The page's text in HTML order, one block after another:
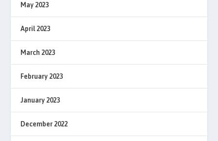
May 2023
April 2023
March 2023
February 2023
January 2023
December 2022